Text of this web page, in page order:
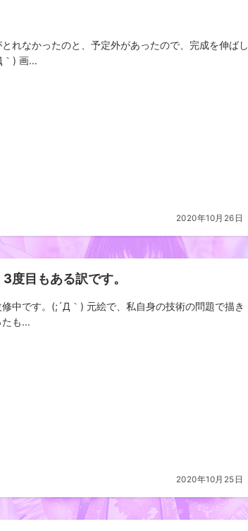
れなかったのと、予定外があったので、完成を伸ばし
｀) 画...
2020年10月26日
度目もある訳です。
修中です。(;´Д｀) 元絵で、私自身の技術の問題で描き
も...
2020年10月25日